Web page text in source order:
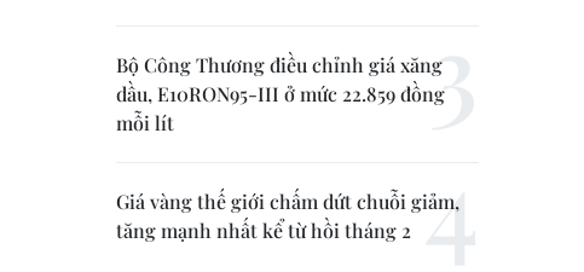
Bộ Công Thương điều chỉnh giá xăng
dầu, E10RON95-III ở mức 22.859 đồng
mỗi lít
Giá vàng thế giới chấm dứt chuỗi giảm,
tăng mạnh nhất kể từ hồi tháng 2